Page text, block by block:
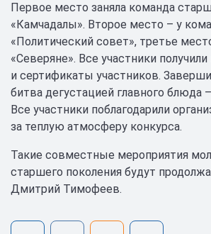
Первое место заняла команда
«Камчадалы». Второе место – у
«Политический совет», третье
«Северяне». Все участники
и сертификаты участников.
битва дегустацией главного блюда
Все участники поблагодарили
за теплую атмосферу конкурса.
Такие совместные мероприятия
старшего поколения будут
Дмитрий Тимофеев.